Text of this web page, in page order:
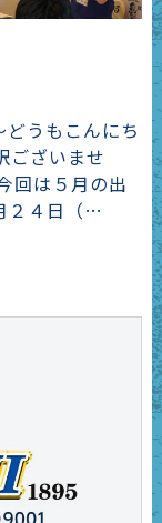
もこんにち
ございませ
は５月の出
２４日（…